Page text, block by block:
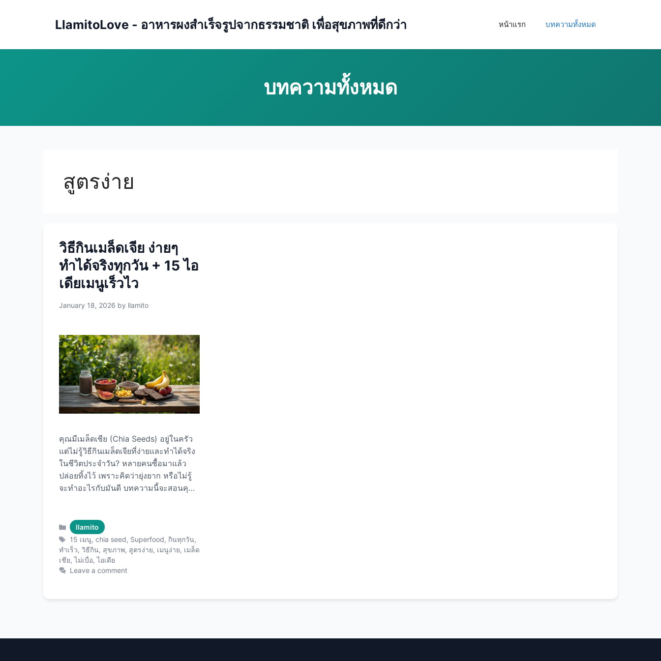
LlamitoLove - อาหารผงสำเร็จรูปจากธรรมชาติ เพื่อสุขภาพที่ดีกว่า หน้าแรก บทความทั้งหมด
สูตรง่าย
วิธีกินเมล็ดเจีย ง่ายๆ
ทำได้จริงทุกวัน + 15 ไอ
เดียเมนูเร็วไว
January 18, 2026 by llamito
คุณมีเมล็ดเชีย (Chia Seeds) อยู่ในครัว
แต่ไม่รู้วิธีกินเมล็ดเจียที่ง่ายและทำได้จริง
ในชีวิตประจำวัน? หลายคนซื้อมาแล้ว
ปล่อยทิ้งไว้ เพราะคิดว่ายุ่งยาก หรือไม่รู้
จะทำอะไรกับมันดี บทความนี้จะสอนคุณ
เวลาไม่ถึง 5 นาที กินได้ทุกวันไม่เบื่อ
ด้วย เมล็ดเชียคุณภาพพรีเมียม ที่จะเปลี่ยน
ชีวิตคุณให้สุขภาพดีขึ้นอย่างง่ายดาย! กฎ
เหล็ก 3 ข้อ ก่อนเริ่มกินเมล็ดเชีย ข้อ 1:
แช่น้ำก่อนกิน (ง่ายที่สุด ปลอดภัยที่สุด)
ลับ: ใช้ขวดน้ำมีฝา เขย่าแทนคน = ง่าย
Categories
llamito
Tags
15 เมนู,chia seed, Superfood,กินทุกวัน,
ทำเร็ว, วิธีกิน, สุขภาพ, สูตรง่าย, เมนูง่าย, เมล็ด
เชีย,ไม่เบื่อ,ไอเดีย
Leave a comment